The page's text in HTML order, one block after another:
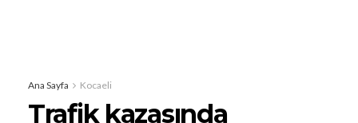
Ana Sayfa Kocaeli
Trafik kazasında